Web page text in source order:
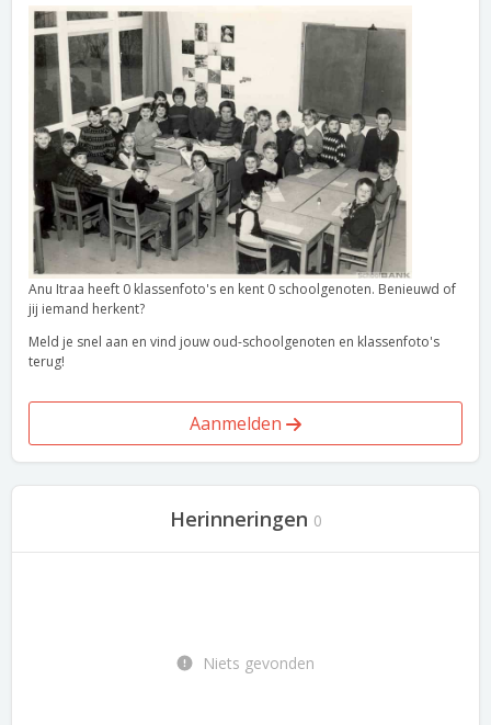
Anu Itraa heeft 0 klassenfoto's en kent 0 schoolgenoten. Benieuwd of
jij iemand herkent?
Meld je snel aan en vind jouw oud-schoolgenoten en klassenfoto's
terug!
Aanmelden
Herinneringen 0
Niets gevonden